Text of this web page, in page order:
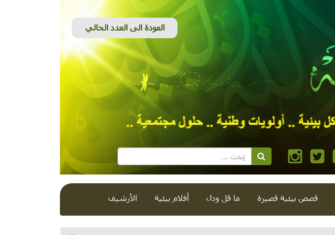
قصص بيئية قصيرة ما قل ودل أفلام بيئية الأرشيف